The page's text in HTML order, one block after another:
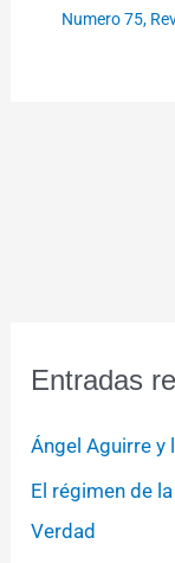
Numero 75,
Entradas
Ángel Aguirre y
El régimen de
Verdad